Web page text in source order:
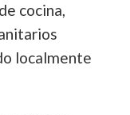
cocina,
localmente